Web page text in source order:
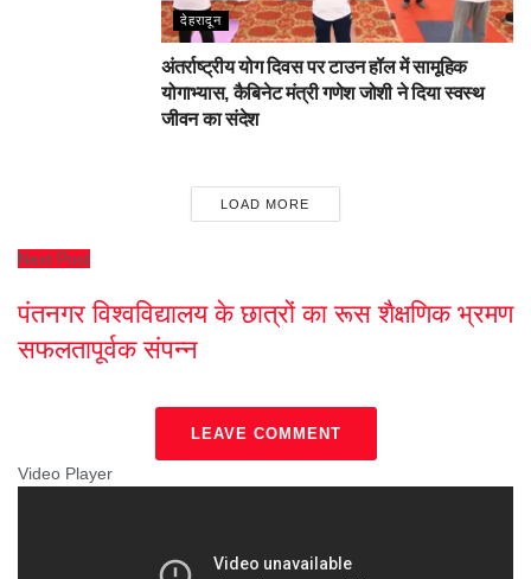
देहरादून
अंतर्राष्ट्रीय योग दिवस पर टाउन हॉल में सामूहिक
योगाभ्यास, कैबिनेट मंत्री गणेश जोशी ने दिया स्वस्थ
जीवन का संदेश
LOAD MORE
Next Post
पंतनगर विश्वविद्यालय के छात्रों का रूस शैक्षणिक भ्रमण
सफलतापूर्वक संपन्न
LEAVE COMMENT
Video Player